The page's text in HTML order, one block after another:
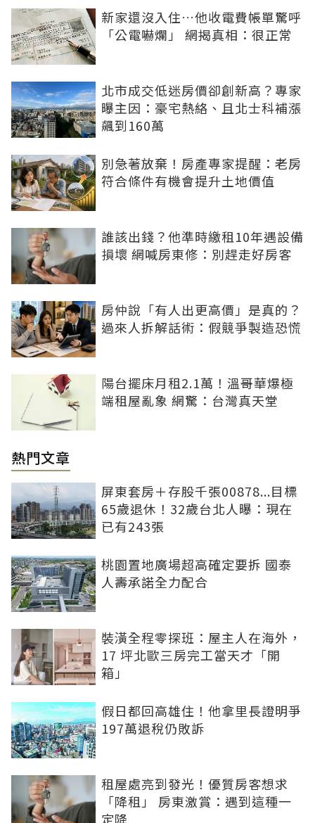
新家還沒入住…他收電費帳單驚呼
「公電嚇爛」 網揭真相：很正常
北市成交低迷房價卻創新高？專家
曝主因：豪宅熱絡、且北士科補漲
飆到160萬
別急著放棄！房產專家提醒：老房
符合條件有機會提升土地價值
誰該出錢？他準時繳租10年遇設備
損壞 網喊房東修：別趕走好房客
房仲說「有人出更高價」是真的？
過來人拆解話術：假競爭製造恐慌
陽台擺床月租2.1萬！溫哥華爆極
端租屋亂象 網驚：台灣真天堂
熱門文章
屏東套房＋存股千張00878...目標
65歲退休！32歲台北人曝：現在
已有243張
桃園置地廣場超高確定要拆 國泰
人壽承諾全力配合
裝潢全程零探班：屋主人在海外，
17 坪北歐三房完工當天才「開
箱」
假日都回高雄住！他拿里長證明爭
197萬退稅仍敗訴
租屋處亮到發光！優質房客想求
「降租」 房東激賞：遇到這種一
定降